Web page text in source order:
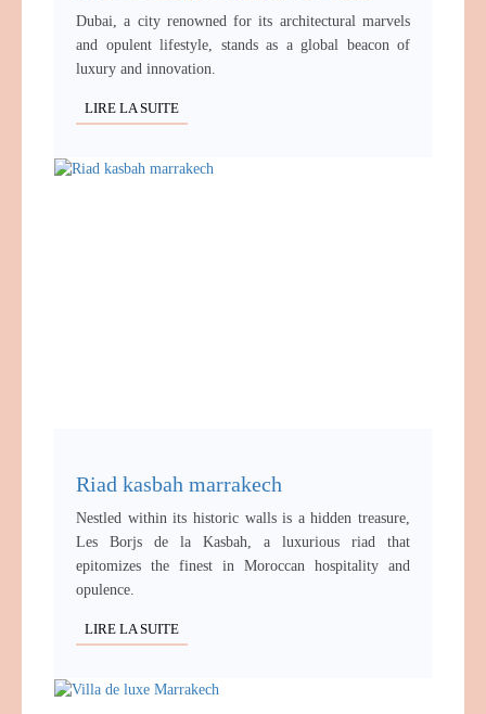
Dubai, a city renowned for its architectural marvels
and opulent lifestyle, stands as a global beacon of
luxury and innovation.
LIRE LA SUITE
Riad kasbah marrakech
Nestled within its historic walls is a hidden treasure,
Les Borjs de la Kasbah, a luxurious riad that
epitomizes the finest in Moroccan hospitality and
opulence.
LIRE LA SUITE